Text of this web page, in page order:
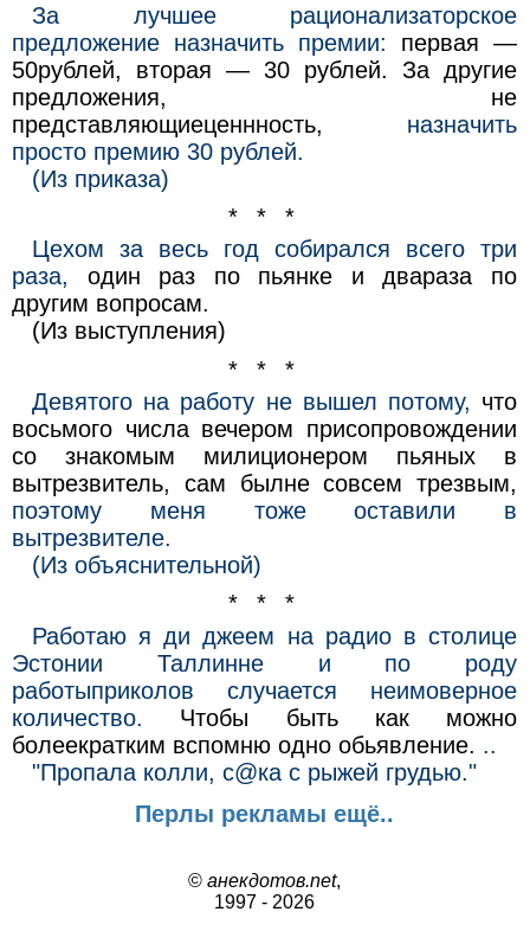
За лучшее рационализаторское
предложение назначить премии: первая —
50рублей, вторая — 30 рублей. За другие
предложения, не
представляющиеценнность, назначить
просто премию 30 рублей.
(Из приказа)
* * *
Цехом за весь год собирался всего три
раза, один раз по пьянке и двараза по
другим вопросам.
(Из выступления)
* * *
Девятого на работу не вышел потому, что
восьмого числа вечером присопровождении
со знакомым милиционером пьяных в
вытрезвитель, сам былне совсем трезвым,
поэтому меня тоже оставили в
вытрезвителе.
(Из объяснительной)
* * *
Работаю я ди джеем на радио в столице
Эстонии Таллинне и по роду
работыприколов случается неимоверное
количество. Чтобы быть как можно
болеекратким вспомню одно обьявление. ..
"Пропала колли, с@ка с рыжей грудью."
Перлы рекламы ещё..
© анекдотов.net,
1997 - 2026